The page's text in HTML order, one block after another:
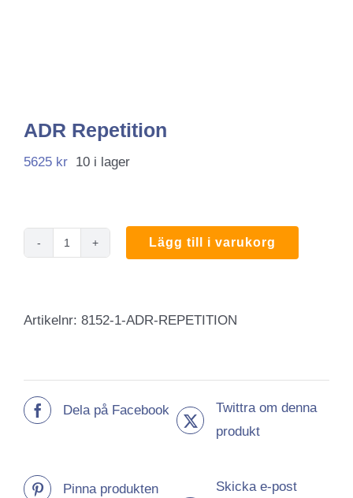
ADR Repetition
5625 kr 10 i lager
Lägg till i varukorg
Artikelnr: 8152-1-ADR-REPETITION
Dela på Facebook
Twittra om denna
produkt
Pinna produkten
Skicka e-post